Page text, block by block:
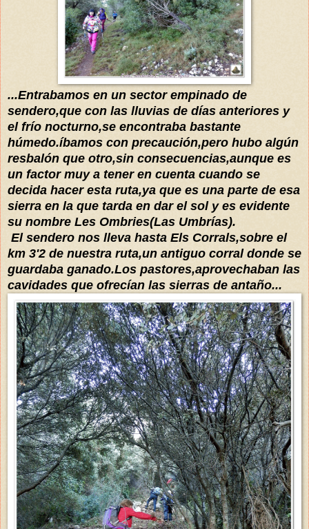
...Entrabamos en un sector empinado de
sendero,que con las lluvias de días anteriores y
el frío nocturno,se encontraba bastante
húmedo.íbamos con precaución,pero hubo algún
resbalón que otro,sin consecuencias,aunque es
un factor muy a tener en cuenta cuando se
decida hacer esta ruta,ya que es una parte de esa
sierra en la que tarda en dar el sol y es evidente
su nombre Les Ombries(Las Umbrías).
El sendero nos lleva hasta Els Corrals,sobre el
km 3'2 de nuestra ruta,un antiguo corral donde se
guardaba ganado.Los pastores,aprovechaban las
cavidades que ofrecían las sierras de antaño...